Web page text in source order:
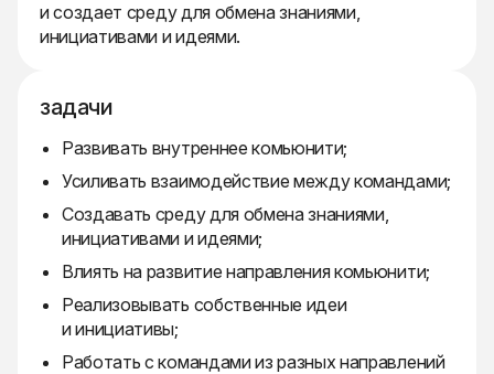
и создает среду для обмена знаниями,
инициативами и идеями.
задачи
Развивать внутреннее комьюнити;
Усиливать взаимодействие между командами;
Создавать среду для обмена знаниями,
инициативами и идеями;
Влиять на развитие направления комьюнити;
Реализовывать собственные идеи
и инициативы;
Работать с командами из разных направлений